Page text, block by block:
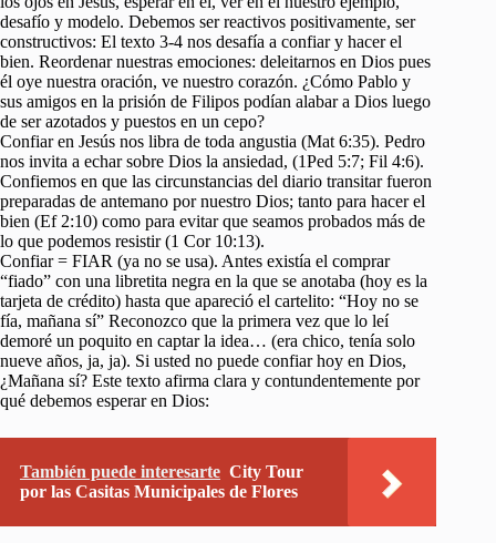
desafío y modelo. Debemos ser reactivos positivamente, ser
constructivos: El texto 3-4 nos desafía a confiar y hacer el
bien. Reordenar nuestras emociones: deleitarnos en Dios pues
él oye nuestra oración, ve nuestro corazón. ¿Cómo Pablo y
sus amigos en la prisión de Filipos podían alabar a Dios luego
de ser azotados y puestos en un cepo?
Confiar en Jesús nos libra de toda angustia (Mat 6:35). Pedro
nos invita a echar sobre Dios la ansiedad, (1Ped 5:7; Fil 4:6).
Confiemos en que las circunstancias del diario transitar fueron
preparadas de antemano por nuestro Dios; tanto para hacer el
bien (Ef 2:10) como para evitar que seamos probados más de
lo que podemos resistir (1 Cor 10:13).
Confiar = FIAR (ya no se usa). Antes existía el comprar
“fiado” con una libretita negra en la que se anotaba (hoy es la
tarjeta de crédito) hasta que apareció el cartelito: “Hoy no se
fía, mañana sí” Reconozco que la primera vez que lo leí
demoré un poquito en captar la idea… (era chico, tenía solo
nueve años, ja, ja). Si usted no puede confiar hoy en Dios,
¿Mañana sí? Este texto afirma clara y contundentemente por
qué debemos esperar en Dios:
También puede interesarte City Tour
por las Casitas Municipales de Flores